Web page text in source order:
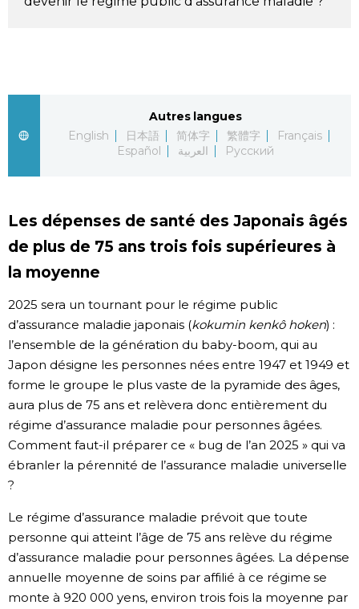
En plus
Séries
Personnages
Vidéos
Tokyo
Autres langues
English
日本語 简体字 繁體字
Français
Español
العربية Русский
Les dépenses de santé des Japonais âgés
de plus de 75 ans trois fois supérieures à
la moyenne
2025 sera un tournant pour le régime public
d’assurance maladie japonais (kokumin kenkô hoken) :
l’ensemble de la génération du baby-boom, qui au
Japon désigne les personnes nées entre 1947 et 1949 et
forme le groupe le plus vaste de la pyramide des âges,
aura plus de 75 ans et relèvera donc entièrement du
régime d’assurance maladie pour personnes âgées.
Comment faut-il préparer ce « bug de l’an 2025 » qui va
ébranler la pérennité de l’assurance maladie universelle
?
Le régime d’assurance maladie prévoit que toute
personne qui atteint l’âge de 75 ans relève du régime
d’assurance maladie pour personnes âgées. La dépense
annuelle moyenne de soins par affilié à ce régime se
monte à 920 000 yens, environ trois fois la moyenne par